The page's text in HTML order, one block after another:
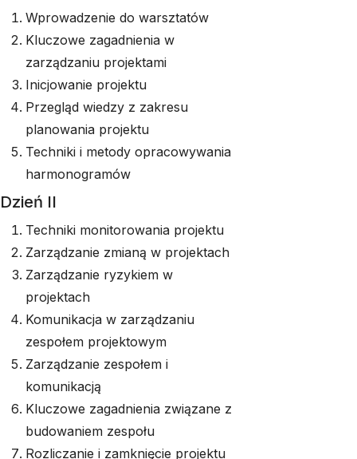
Wprowadzenie do warsztatów
Kluczowe zagadnienia w
zarządzaniu projektami
Inicjowanie projektu
Przegląd wiedzy z zakresu
planowania projektu
Techniki i metody opracowywania
harmonogramów
Dzień II
Techniki monitorowania projektu
Zarządzanie zmianą w projektach
Zarządzanie ryzykiem w
projektach
Komunikacja w zarządzaniu
zespołem projektowym
Zarządzanie zespołem i
komunikacją
Kluczowe zagadnienia związane z
budowaniem zespołu
Rozliczanie i zamknięcie projektu